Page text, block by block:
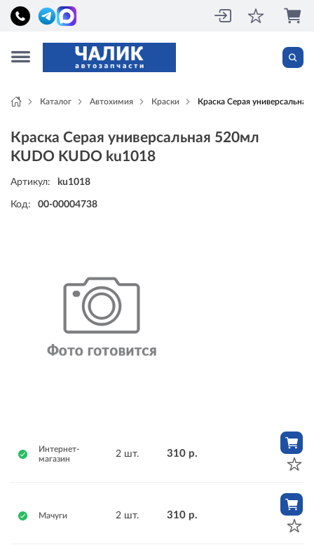
Каталог Автохимия Краски Краска Серая
Краска Серая универсальная 520мл
KUDO KUDO ku1018
Артикул: ku1018
Код: 00-00004738
Интернет-
магазин
2 шт. 310 р.
Мачуги 2 шт. 310 р.